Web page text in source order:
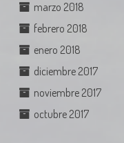
marzo 2018
febrero 2018
enero 2018
diciembre 2017
noviembre 2017
octubre 2017